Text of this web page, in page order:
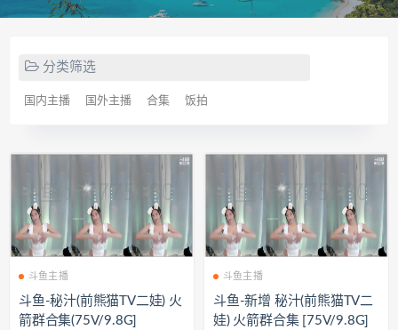
分类筛选
国内主播 国外主播 合集 饭拍
斗鱼主播
斗鱼-秘汁(前熊猫TV二娃) 火
箭群合集(75V/9.8G]
斗鱼主播
斗鱼-新增 秘汁(前熊猫TV二
娃) 火箭群合集 [75V/9.8G]